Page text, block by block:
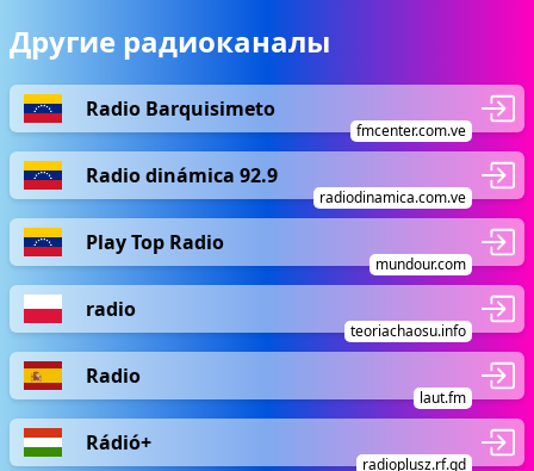
Другие радиоканалы
Radio Barquisimeto
fmcenter.com.ve
Radio dinámica 92.9
radiodinamica.com.ve
Play Top Radio
mundour.com
radio
teoriachaosu.info
Radio
laut.fm
Rádió+
radioplusz.rf.gd